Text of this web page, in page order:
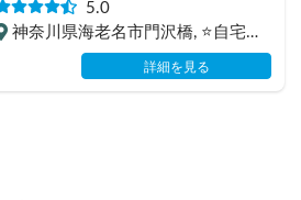
5.0
神奈川県海老名市門沢橋, ⭐️自宅駐
車場（普通車1台1,500円）
詳細を見る